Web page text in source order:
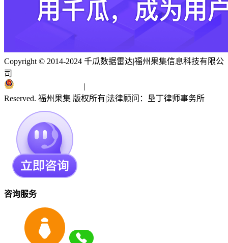
Copyright © 2014-2024 千瓜数据雷达|福州果集信息科技有限公
司
|
Reserved. 福州果集 版权所有|法律顾问：垦丁律师事务所
咨询服务